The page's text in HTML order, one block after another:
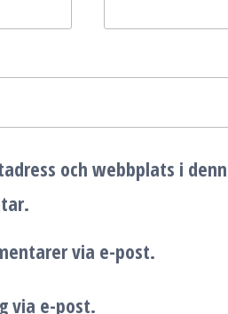
och webbplats i
via e-post.
via e-post.